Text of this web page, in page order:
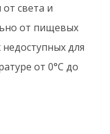
света и
от пищевых
для
от 0°С до